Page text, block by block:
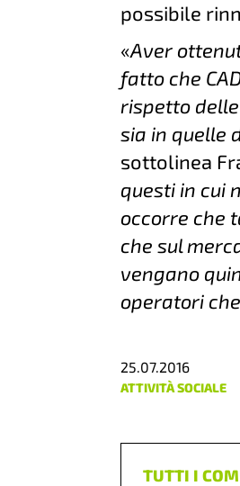
possibile
«Aver
fatto che
rispetto
sia in quelle
sottolinea
questi in cui
occorre che
che sul
vengano
operatori
25.07.2016
ATTIVITÀ SOCIALE
TUTTI I